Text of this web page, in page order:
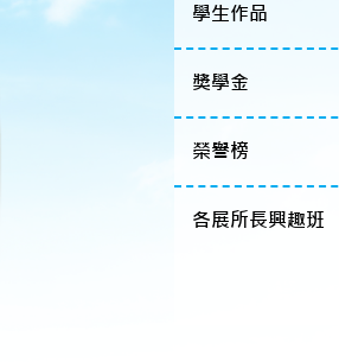
學生作品
獎學金
榮譽榜
各展所長興趣班